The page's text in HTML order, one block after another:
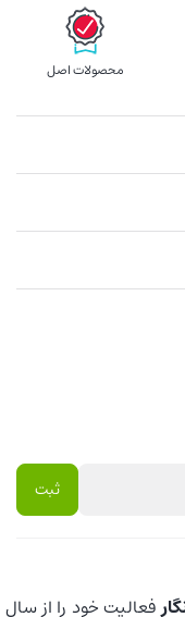
محصولات اصل
فعالیت خود را از سال